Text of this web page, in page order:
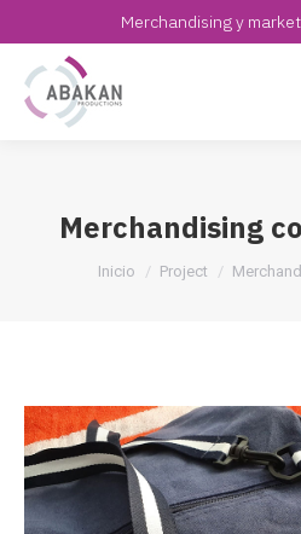
Merchandising y
Merchandising
Estás aquí:
Inicio Project